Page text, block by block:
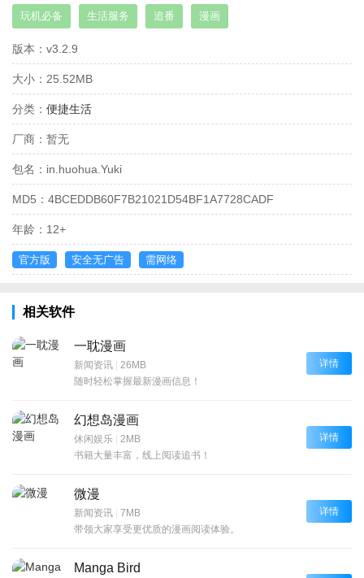
玩机必备 生活服务 追番 漫画
版本： v3.2.9
大小： 25.52MB
分类： 便捷生活
厂商： 暂无
包名： in.huohua.Yuki
MD5： 4BCEDDB60F7B21021D54BF1A7728CADF
年龄： 12+
官方版 安全无广告 需网络
相关软件
一耽漫画
新闻资讯 | 26MB
随时轻松掌握最新漫画信息！
详情
幻想岛漫画
休闲娱乐 | 2MB
书籍大量丰富，线上阅读追书！
详情
微漫
新闻资讯 | 7MB
带领大家享受更优质的漫画阅读体验。
详情
Manga Bird